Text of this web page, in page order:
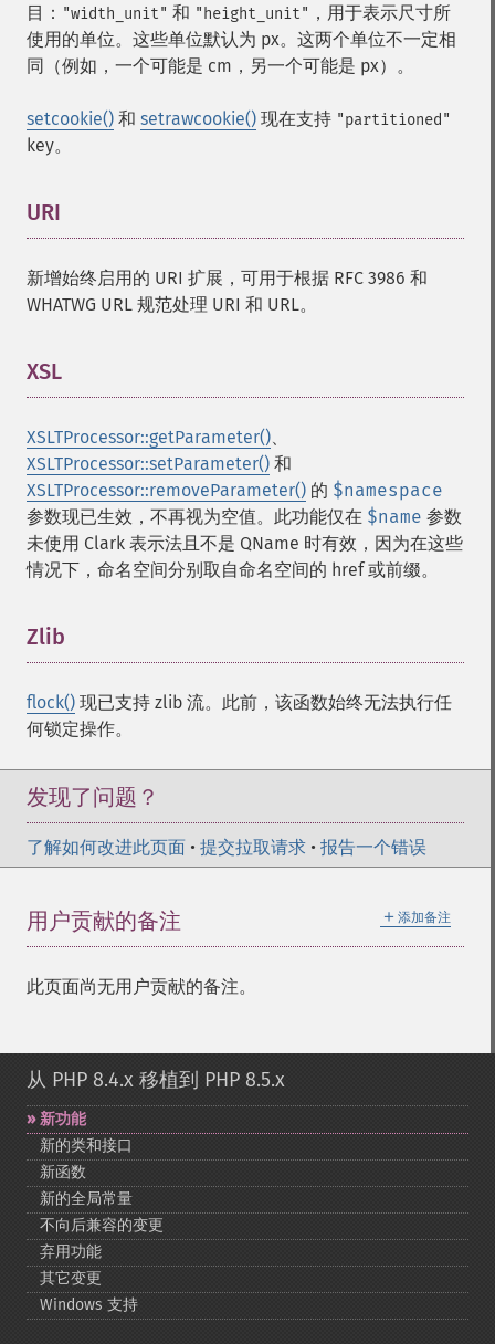
目： "width_unit" 和 "height_unit" ，用于表示尺寸所
使用的单位。这些单位默认为 px。这两个单位不一定相
同（例如，一个可能是 cm，另一个可能是 px）。
setcookie() 和 setrawcookie() 现在支持 "partitioned"
key。
URI
新增始终启用的 URI 扩展，可用于根据 RFC 3986 和
WHATWG URL 规范处理 URI 和 URL。
XSL
XSLTProcessor::getParameter()、
XSLTProcessor::setParameter() 和
XSLTProcessor::removeParameter() 的 $namespace
参数现已生效，不再视为空值。此功能仅在 $name 参数
未使用 Clark 表示法且不是 QName 时有效，因为在这些
情况下，命名空间分别取自命名空间的 href 或前缀。
Zlib
flock() 现已支持 zlib 流。此前，该函数始终无法执行任
何锁定操作。
发现了问题？
了解如何改进此页面 • 提交拉取请求 • 报告一个错误
＋ 添加备注
用户贡献的备注
此页面尚无用户贡献的备注。
从 PHP 8.4.x 移植到 PHP 8.5.x
新功能
新的类和接口
新函数
新的全局常量
不向后兼容的变更
弃用功能
其它变更
Windows 支持